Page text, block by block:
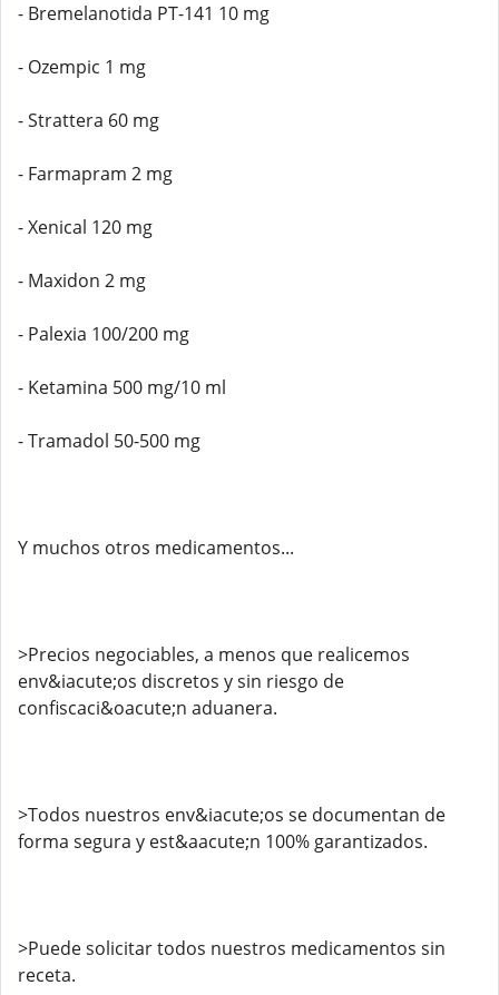
- Bremelanotida PT-141 10 mg
- Ozempic 1 mg
- Strattera 60 mg
- Farmapram 2 mg
- Xenical 120 mg
- Maxidon 2 mg
- Palexia 100/200 mg
- Ketamina 500 mg/10 ml
- Tramadol 50-500 mg
Y muchos otros medicamentos...
>Precios negociables, a menos que realicemos
env&iacute;os discretos y sin riesgo de
confiscaci&oacute;n aduanera.
>Todos nuestros env&iacute;os se documentan de
forma segura y est&aacute;n 100% garantizados.
>Puede solicitar todos nuestros medicamentos sin
receta.